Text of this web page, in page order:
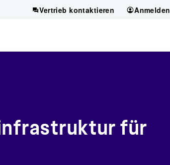
Vertrieb kontaktieren Anmelden
für